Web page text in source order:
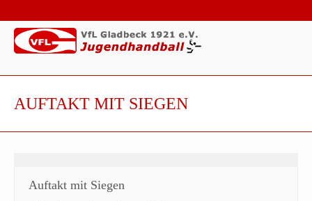
AUFTAKT MIT SIEGEN
Auftakt mit Siegen